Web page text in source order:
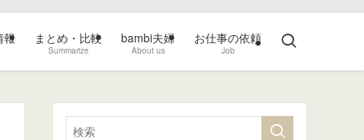
報 まとめ・比較
Summarize
bambi夫婦
About us
お仕事の依頼
Job